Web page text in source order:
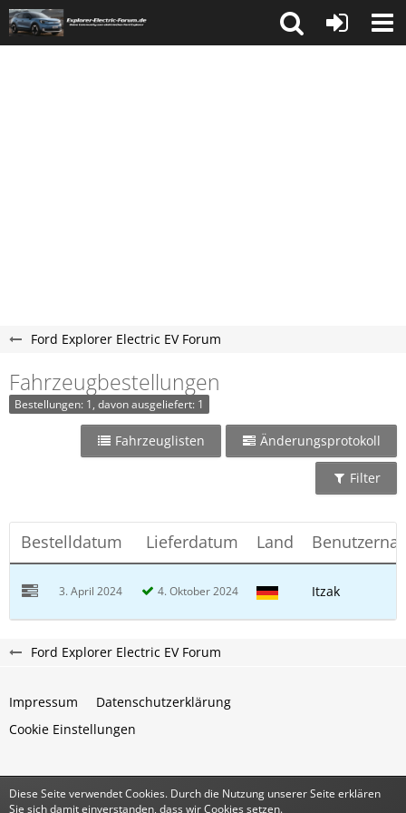
Ford Explorer Electric EV Forum
Fahrzeugbestellungen
Bestellungen: 1, davon ausgeliefert: 1
Fahrzeuglisten Änderungsprotokoll
Filter
Bestelldatum Lieferdatum Land
3. April 2024 4. Oktober 2024 Itzak
Ford Explorer Electric EV Forum
Impressum
Datenschutzerklärung
Cookie Einstellungen
Community-Software:WoltLab Suite™
Diese Seite verwendet Cookies. Durch die Nutzung unserer Seite erklären
Sie sich damit einverstanden, dass wir Cookies setzen.